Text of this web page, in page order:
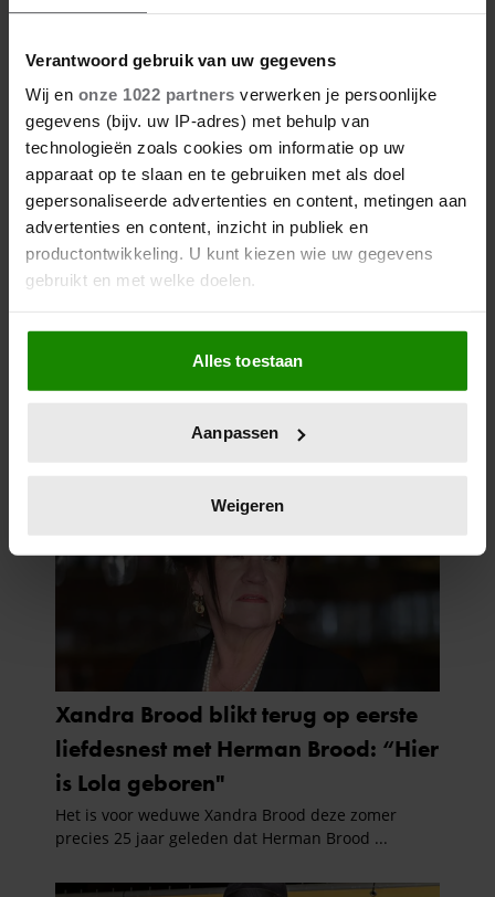
Verantwoord gebruik van uw gegevens
Wij en onze 1022 partners verwerken je persoonlijke
gegevens (bijv. uw IP-adres) met behulp van
technologieën zoals cookies om informatie op uw
apparaat op te slaan en te gebruiken met als doel
gepersonaliseerde advertenties en content, metingen aan
advertenties en content, inzicht in publiek en
productontwikkeling. U kunt kiezen wie uw gegevens
gebruikt en met welke doelen.
Als u het toestaat, willen we ook graag:
Informatie verzamelen over uw geografische
locatie, die tot een paar meter nauwkeurig kan zijn
scannen op specifieke eigenschappen (fingerprinting)
verwerkt en stel uw voorkeuren in het
intrekken in de Cookieverklaring.
We gebruiken cookies om content en advertenties te
personaliseren, om functies voor social media te bieden
en om ons websiteverkeer te analyseren. Ook delen we
informatie over uw gebruik van onze site met onze
partners voor social media, adverteren en analyse. Deze
partners kunnen deze gegevens combineren met andere
verzameld op basis van uw gebruik van hun services. U
gaat akkoord met onze cookies als u onze website blijft
gebruiken.
Alles toestaan
Aanpassen
Weigeren